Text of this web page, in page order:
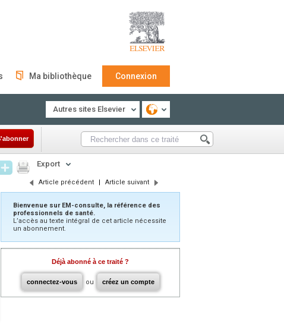
Ma bibliothèque Connexion
Autres sites Elsevier
Export
Article précédent | Article suivant
Bienvenue sur EM-consulte, la référence des
professionnels de santé.
L’accès au texte intégral de cet article nécessite
un abonnement.
Déjà abonné à ce traité ?
connectez-vous ou créez un compte